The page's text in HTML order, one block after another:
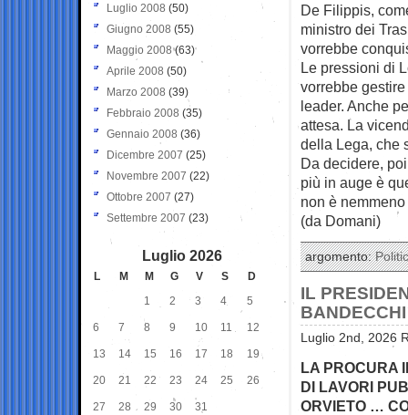
De Filippis,
ministro dei
vorrebbe
Le pressioni di
vorrebbe
leader. Anche
attesa. La
della Lega, che
Da decidere,
più in auge è
non è
(da Domani)
argomento:
IL
Luglio 2nd, 2026
LA PROCURA
DI LAVORI
ORVIETO …
Luglio 2008 (50)
Giugno 2008 (55)
Maggio 2008(63)
Aprile 2008 (50)
Marzo 2008 (39)
Febbraio 2008 (35)
Gennaio 2008 (36)
Dicembre 2007 (25)
Novembre 2007 (22)
Ottobre 2007 (27)
Settembre 2007 (23)
Luglio 2026
L M M G V S
D
1
2 3 4 5
6 7 8 9 10 11 12
13 14 15 16 17 18 19
20 21 22 23 24 25 26
27 28 29 30
31